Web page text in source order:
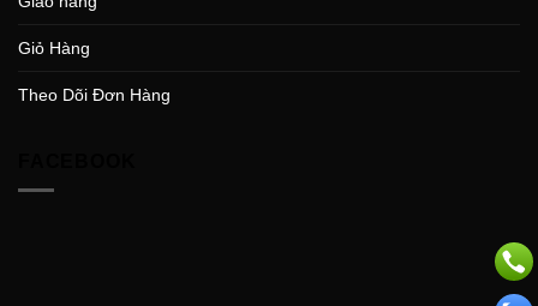
Giỏ Hàng
Theo Dõi Đơn Hàng